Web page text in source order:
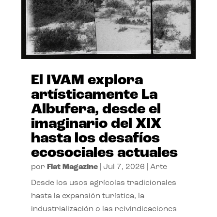
El IVAM explora
artísticamente La
Albufera, desde el
imaginario del XIX
hasta los desafíos
ecosociales actuales
por Flat Magazine| Jul 7, 2026 Arte
Desde los usos agrícolas tradicionales
hasta la expansión turística, la
industrialización o las reivindicaciones